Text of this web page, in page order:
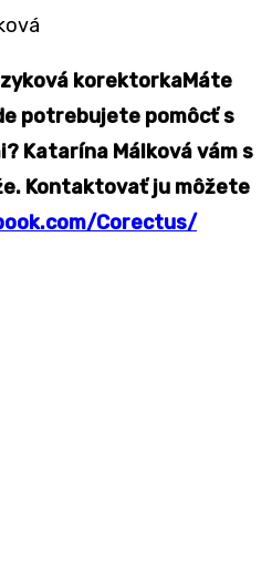
Máte
potrebujete pomôcť s
Katarína Málková vám s
Kontaktovať ju môžete
Corectus/